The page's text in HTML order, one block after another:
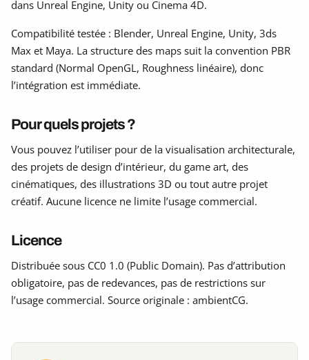
dans Unreal Engine, Unity ou Cinema 4D.
Compatibilité testée : Blender, Unreal Engine, Unity, 3ds
Max et Maya. La structure des maps suit la convention PBR
standard (Normal OpenGL, Roughness linéaire), donc
l’intégration est immédiate.
Pour quels projets ?
Vous pouvez l’utiliser pour de la visualisation architecturale,
des projets de design d’intérieur, du game art, des
cinématiques, des illustrations 3D ou tout autre projet
créatif. Aucune licence ne limite l’usage commercial.
Licence
Distribuée sous CC0 1.0 (Public Domain). Pas d’attribution
obligatoire, pas de redevances, pas de restrictions sur
l’usage commercial. Source originale : ambientCG.